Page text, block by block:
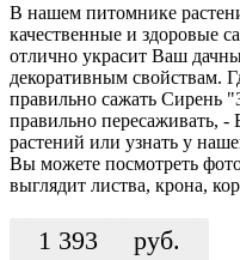
В нашем питомнике
качественные и здоровые
отлично украсит Ваш
декоративным свойствам.
правильно сажать Сирень
правильно пересаживать, -
растений или узнать у
Вы можете посмотреть
выглядит листва, крона,
1 393 руб.